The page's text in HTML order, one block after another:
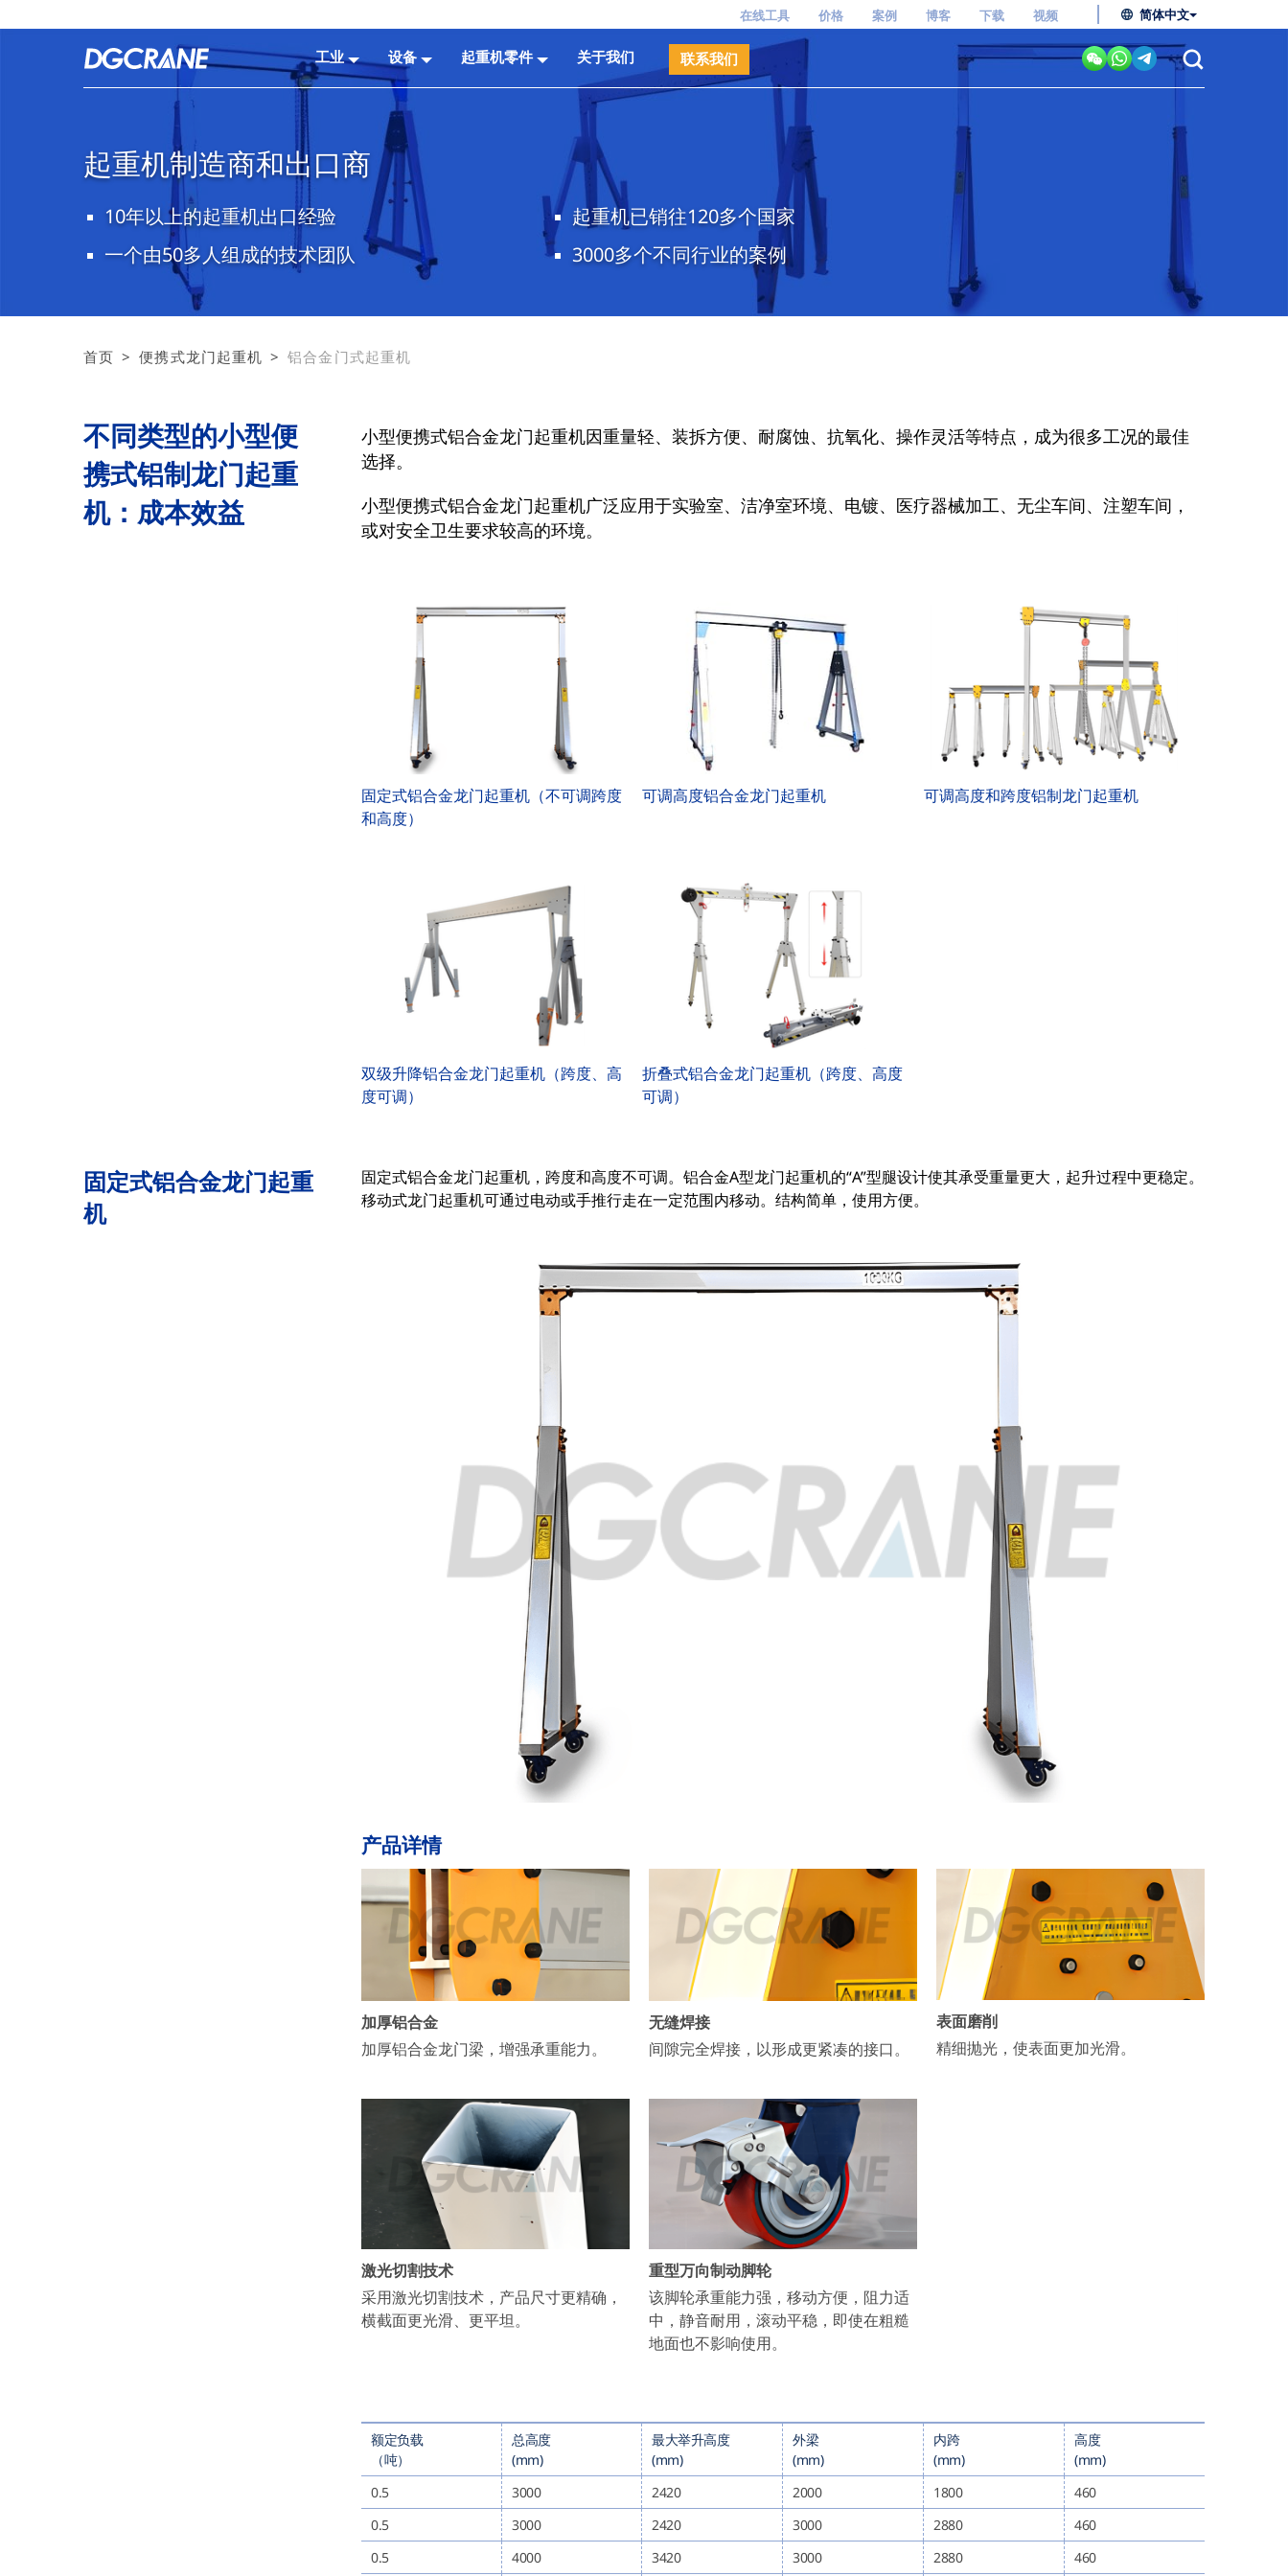
简体中文
在线工具 价格 案例 博客 下载 视频
工业 设备 起重机零件 关于我们 联系我们
起重机制造商和出口商
10年以上的起重机出口经验
起重机已销往120多个国家
一个由50多人组成的技术团队
3000多个不同行业的案例
首页 > 便携式龙门起重机 > 铝合金门式起重机
不同类型的小型便
携式铝制龙门起重
机：成本效益
小型便携式铝合金龙门起重机因重量轻、装拆方便、耐腐蚀、抗氧化、操作灵活等特点，成为很多工况的最佳
选择。
小型便携式铝合金龙门起重机广泛应用于实验室、洁净室环境、电镀、医疗器械加工、无尘车间、注塑车间，
或对安全卫生要求较高的环境。
固定式铝合金龙门起重机（不可调跨度
和高度）
可调高度铝合金龙门起重机 可调高度和跨度铝制龙门起重机
双级升降铝合金龙门起重机（跨度、高
度可调）
折叠式铝合金龙门起重机（跨度、高度
可调）
固定式铝合金龙门起重
机
固定式铝合金龙门起重机，跨度和高度不可调。铝合金A型龙门起重机的“A”型腿设计使其承受重量更大，起升过程中更稳定。
移动式龙门起重机可通过电动或手推行走在一定范围内移动。结构简单，使用方便。
产品详情
加厚铝合金
加厚铝合金龙门梁，增强承重能力。
无缝焊接
间隙完全焊接，以形成更紧凑的接口。
表面磨削
精细抛光，使表面更加光滑。
激光切割技术
采用激光切割技术，产品尺寸更精确，
横截面更光滑、更平坦。
重型万向制动脚轮
该脚轮承重能力强，移动方便，阻力适
中，静音耐用，滚动平稳，即使在粗糙
地面也不影响使用。
额定负载
（吨）
总高度
(mm)
最大举升高度
(mm)
外梁
(mm)
内跨
(mm)
高度
(mm)
0.5
3000 2420 2000 1800
460
0.5
3000 2420 3000 2880
460
0.5
4000 3420 3000 2880
460